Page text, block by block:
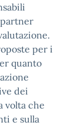
per i
quanto
dei
volta che
e sulla